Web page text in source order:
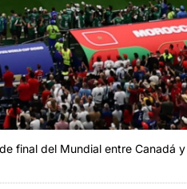
final del Mundial entre Canadá y